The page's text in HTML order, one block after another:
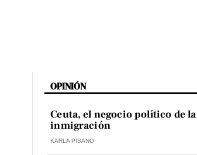
OPINIÓN
Ceuta, el negocio político de la
inmigración
KARLA PISANO